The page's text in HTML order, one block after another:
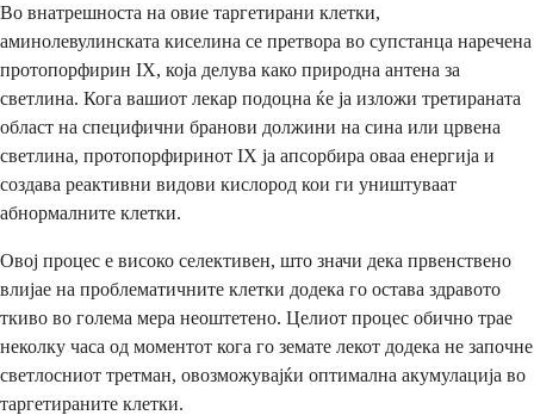
Во внатрешноста на овие таргетирани клетки,
аминолевулинската киселина се претвора во супстанца наречена
протопорфирин IX, која делува како природна антена за
светлина. Кога вашиот лекар подоцна ќе ја изложи третираната
област на специфични бранови должини на сина или црвена
светлина, протопорфиринот IX ја апсорбира оваа енергија и
создава реактивни видови кислород кои ги уништуваат
абнормалните клетки.
Овој процес е високо селективен, што значи дека првенствено
влијае на проблематичните клетки додека го остава здравото
ткиво во голема мера неоштетено. Целиот процес обично трае
неколку часа од моментот кога го земате лекот додека не започне
светлосниот третман, овозможувајќи оптимална акумулација во
таргетираните клетки.